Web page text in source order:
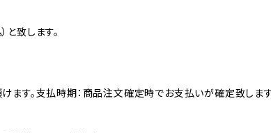
致します。
ます。支払時期：商品注文確定時でお支払いが確定致します